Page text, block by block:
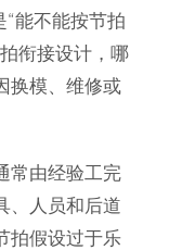
“能不能按节拍
衔接设计，哪
换模、维修或
常由经验工完
、人员和后道
拍假设过于乐